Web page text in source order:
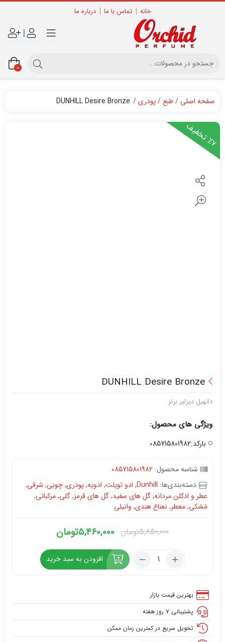
خانه تماس با ما درباره ما
|
0
صفحه اصلی طبع پودری DUNHILL Desire Bronze
٪
7
ت
خ
ف
ی
ف
DUNHILL Desire Bronze
دانهیل دیزایر برنز
ویژگی های محصول:
بارکد:085715801982
شناسه محصول: 085715801982
دسته‌بندی‌ها: Dunhill
, ادو تویلت, ادویه,پودری,چوبی, شرقی,
عطر و ادکلن مردانه,گل های سفید,گل های قرمز,گلی,مرکباتی,
مُشکی,معطر, نعناع هندی, وانیلی
5,850,000تومان قیمت
اصلی:
5,850,000تومان
5,460,000تومان
قیمت
فعلی:
5,460,000تومان.
تعداد:
Bronze
افزودن به سبد خرید
بهترین قیمت بازار
پشتیبانی ۷ روز هفته
تحویل سریع در کمترین زمان ممکن